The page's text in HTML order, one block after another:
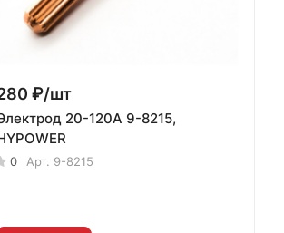
₽/шт
20-120А 9-8215,
0 Арт. 9-8215